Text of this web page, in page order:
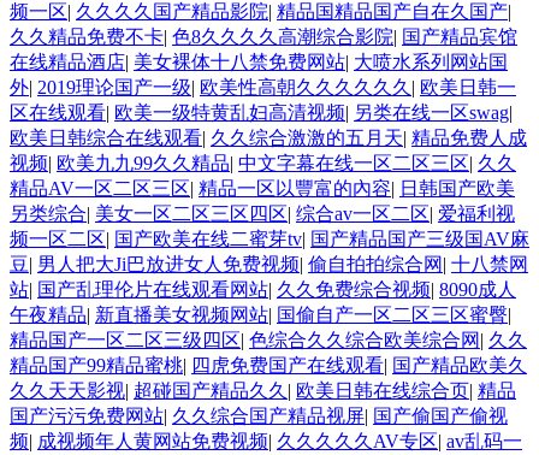
频一区| 久久久久国产精品影院| 精品国精品国产自在久国产|
久久精品免费不卡| 色8久久久久高潮综合影院| 国产精品宾馆
在线精品酒店| 美女裸体十八禁免费网站| 大喷水系列网站国
外| 2019理论国产一级| 欧美性高朝久久久久久久 | 欧美日韩一
区在线观看| 欧美一级特黄乱妇高清视频| 另类在线一区swag|
欧美日韩综合在线观看| 久久综合激激的五月天| 精品免费人成
视频| 欧美九九99久久精品| 中文字幕在线一区二区三区| 久久
精品AV一区二区三区| 精品一区以豐富的內容| 日韩国产欧美
另类综合| 美女一区二区三区四区| 综合av一区二区| 爱福利视
频一区二区| 国产欧美在线二蜜芽tv| 国产精品国产三级国AV麻
豆| 男人把大Ji巴放进女人免费视频| 偷自拍拍综合网 | 十八禁网
站| 国产乱理伦片在线观看网站| 久久免费综合视频| 8090成人
午夜精品| 新直播美女视频网站| 国偷自产一区二区三区蜜臀|
精品国产一区二区三级四区| 色综合久久综合欧美综合网 | 久久
精品国产99精品蜜桃| 四虎免费国产在线观看| 国产精品欧美久
久久天天影视| 超碰国产精品久久 | 欧美日韩在线综合页| 精品
国产污污免费网站| 久久综合国产精品视屏| 国产偷国产偷视
频| 成视频年人黄网站免费视频| 久久久久久AV专区| av乱码一